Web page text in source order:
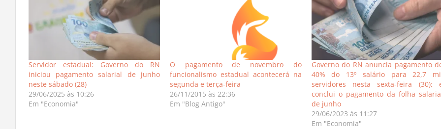
Servidor estadual: Governo do RN
iniciou pagamento salarial de junho
neste sábado (28)
29/06/2025 às 10:26
Em "Economia"
O pagamento de novembro do
funcionalismo estadual acontecerá na
segunda e terça-feira
26/11/2015 às 22:36
Em "Blog Antigo"
Governo do RN anuncia pagamento
40% do 13º salário para 22,7
servidores nesta sexta-feira (30);
conclui o pagamento da folha
de junho
29/06/2023 às 11:27